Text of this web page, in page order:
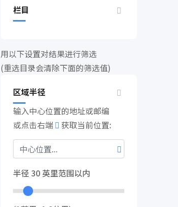
栏目
用以下设置对结果进行筛选
(重选目录会清除下面的筛选值)
区域半径
输入中心位置的地址或邮编
或点击右端
获取当前位置:
半径 30英里范围以内